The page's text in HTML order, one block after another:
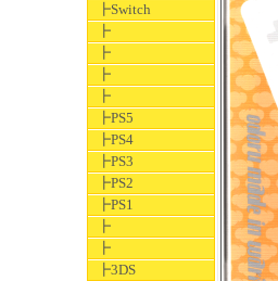
┣Switch
┣
┣
┣
┣
┣PS5
┣PS4
┣PS3
┣PS2
┣PS1
┣
┣
┣3DS